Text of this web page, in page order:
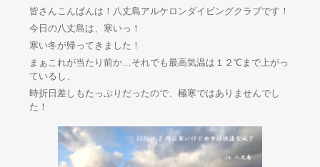
皆さんこんばんは！八丈島アルケロンダイビングクラブです！
今日の八丈島は、寒いっ！
寒い冬が帰ってきました！
まぁこれが当たり前か…それでも最高気温は１２℃まで上がっ
ているし、
時折日差しもたっぷりだったので、極寒ではありませんでし
た！